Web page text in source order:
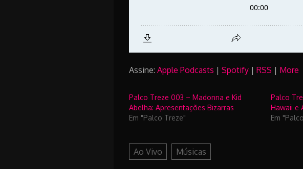
Assine: Apple Podcasts | Spotify | RSS | More
Palco Treze 003 – Madonna e Kid
Abelha: Apresentações Bizarras
Em "Palco Treze"
Palco
Hawaii e
Em
Ao Vivo Músicas